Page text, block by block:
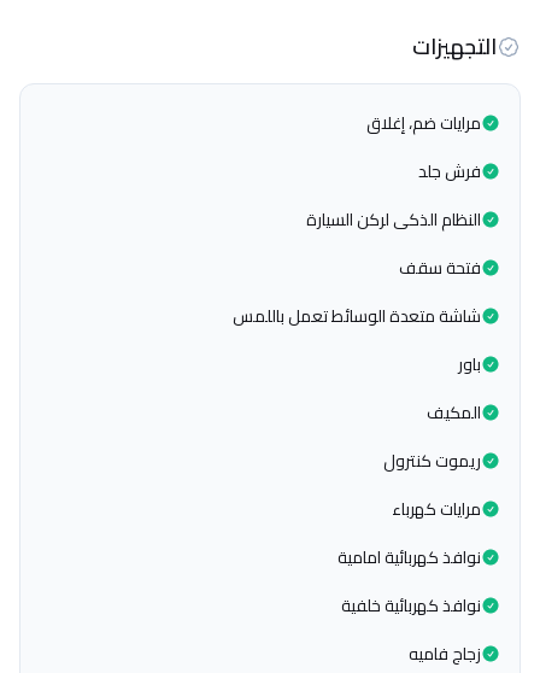
التجهيزات
مرايات ضم، إغلاق
فرش جلد
النظام الذكى لركن السيارة
فتحة سقف
شاشة متعدة الوسائط تعمل باللمس
باور
المكيف
ريموت كنترول
مرايات كهرباء
نوافذ كهربائية امامية
نوافذ كهربائية خلفية
زجاج فاميه